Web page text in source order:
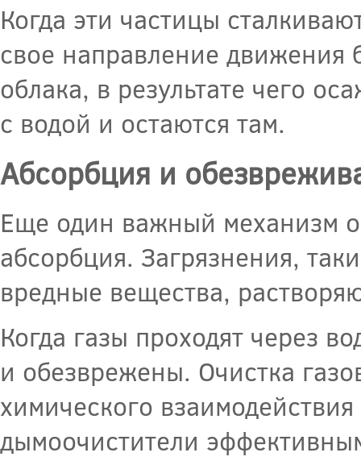
Когда эти частицы
свое направление движения
облака, в результате чего
с водой и остаются там.
Абсорбция и
Еще один важный механизм
абсорбция. Загрязнения,
вредные вещества,
Когда газы проходят через
и обезврежены. Очистка
химического
дымоочистители